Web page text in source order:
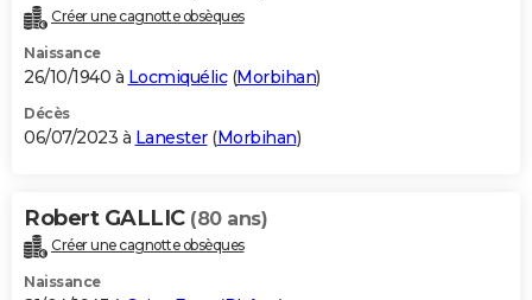
Créer une cagnotte obsèques
Naissance
26/10/1940 à Locmiquélic(Morbihan)
Décès
06/07/2023 à Lanester(Morbihan)
Robert GALLIC (80 ans)
Créer une cagnotte obsèques
Naissance